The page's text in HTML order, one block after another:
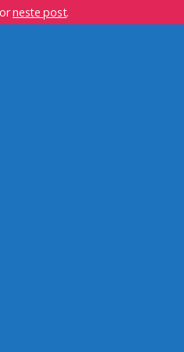
neste post.